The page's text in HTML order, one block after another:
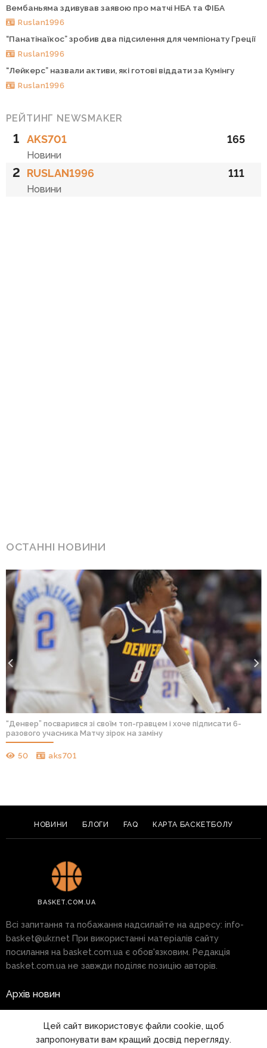
Вембаньяма здивував заявою про матчі НБА та ФІБА
Ruslan1996
“Панатінаїкос” зробив два підсилення для чемпіонату Греції
Ruslan1996
“Лейкерс” назвали активи, які готові віддати за Кумінгу
Ruslan1996
РЕЙТИНГ NEWSMAKER
1 AKS701
Новини
165
2 RUSLAN1996
Новини
111
ОСТАННІ НОВИНИ
“Денвер” посварився зі своїм топ-гравцем і хоче підписати 6-
разового учасника Матчу зірок на заміну
50 aks701
НОВИНИ БЛОГИ FAQ КАРТА БАСКЕТБОЛУ
BASKET.COM.UA
Всі запитання та побажання надсилайте на адресу: info-
basket@ukr.net При використанні матеріалів сайту
посилання на basket.com.ua є обов'язковим. Редакція
basket.com.ua не завжди поділяє позицію авторів.
Архів новин
Правила
Цей сайт використовує файли cookie, щоб
запропонувати вам кращий досвід перегляду.